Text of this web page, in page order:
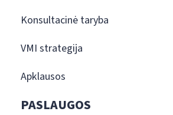
Konsultacinė taryba
VMI strategija
Apklausos
PASLAUGOS